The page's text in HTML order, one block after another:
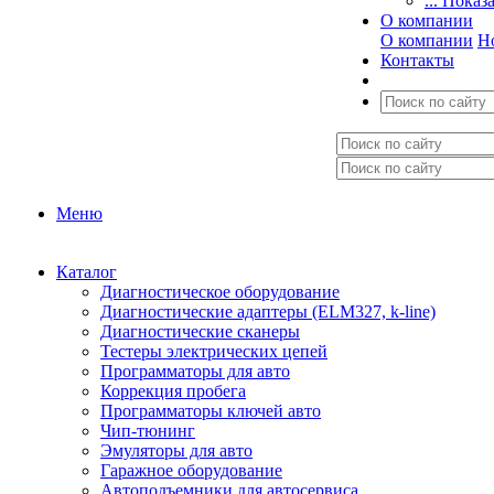
О компании
О компании
Контакты
Меню
Каталог
Диагностическое оборудование
Диагностические адаптеры (ELM327, k-line)
Диагностические сканеры
Тестеры электрических цепей
Программаторы для авто
Коррекция пробега
Программаторы ключей авто
Чип-тюнинг
Эмуляторы для авто
Гаражное оборудование
Автоподъемники для автосервиса